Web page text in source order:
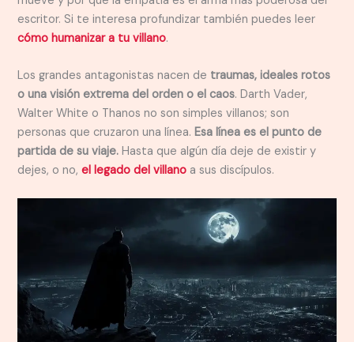
escritor. Si te interesa profundizar también puedes leer
cómo humanizar a tu villano.
Los grandes antagonistas nacen de traumas, ideales rotos
o una visión extrema del orden o el caos. Darth Vader,
Walter White o Thanos no son simples villanos; son
personas que cruzaron una línea.Esa línea es el punto de
partida de su viaje. Hasta que algún día deje de existir y
dejes, o no,el legado del villano a sus discípulos.